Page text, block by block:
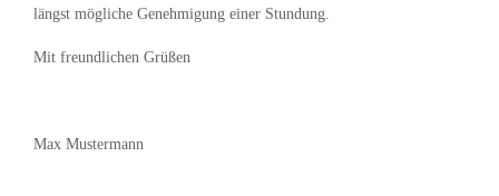
längst mögliche Genehmigung einer Stundung.
Mit freundlichen Grüßen
Max Mustermann